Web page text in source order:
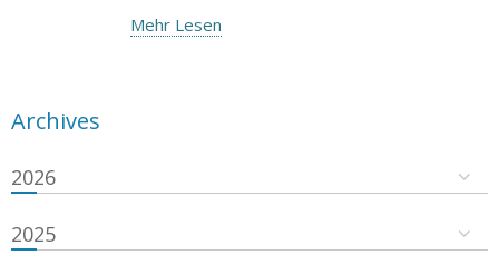
Mehr Lesen
Archives
2026
2025